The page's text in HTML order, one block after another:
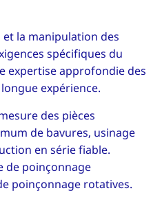
et la manipulation des
spécifiques du
expertise approfondie des
expérience.
des pièces
de bavures, usinage
en série fiable.
de poinçonnage
poinçonnage rotatives.